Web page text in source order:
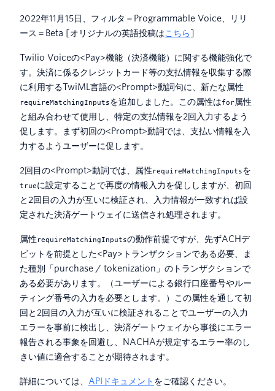
2022年11月15日、フィルタ＝Programmable Voice、リリ
ース＝Beta [オリジナルの英語投稿はこちら]
Twilio Voiceの<Pay>機能（決済機能）に関する機能強化で
す。決済に係るクレジットカード等の支払情報を収集する際
に利用するTwiML言語の<Prompt>動詞句に、新たな属性
requireMatchingInputsを追加しました。この属性はfor属性
と組み合わせて使用し、特定の支払情報を2回入力するよう
促します。まず初回の<Prompt>動詞では、支払い情報を入
力するようユーザーに促します。
2回目の<Prompt>動詞では、属性 requireMatchingInputsを
trueに設定することで再度の情報入力を促ししますが、初回
と2回目の入力が互いに検証され、入力情報が一致すれば設
定された決済ゲートウェイに送信され処理されます。
属性 requireMatchingInputsの動作前提ですが、先ずACHデ
ビットを前提とした<Pay>トランザクションである必要、ま
た種別「purchase / tokenization」のトランザクションで
ある必要があります。（ユーザーによる銀行口座番号やルー
ティング番号の入力を必要とします。）この属性を通して初
回と2回目の入力が互いに検証されることでユーザーの入力
エラーを事前に検出し、決済ゲートウェイから事後にエラー
報告される事象を回避し、NACHAが規定するエラー率のし
きい値に適合することが期待されます。
詳細については、 APIドキュメント をご確認ください。